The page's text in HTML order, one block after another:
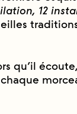
12
qu’il